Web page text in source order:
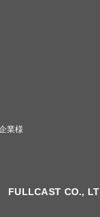
業様
FULLCAST CO.,